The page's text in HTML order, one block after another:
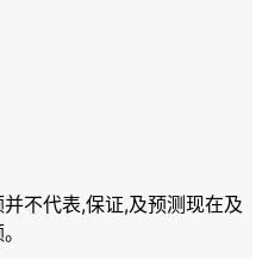
不代表,保证,及预测现在及